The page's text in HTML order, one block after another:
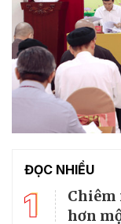
ĐỌC NHIỀU
1
Chiêm
hơn